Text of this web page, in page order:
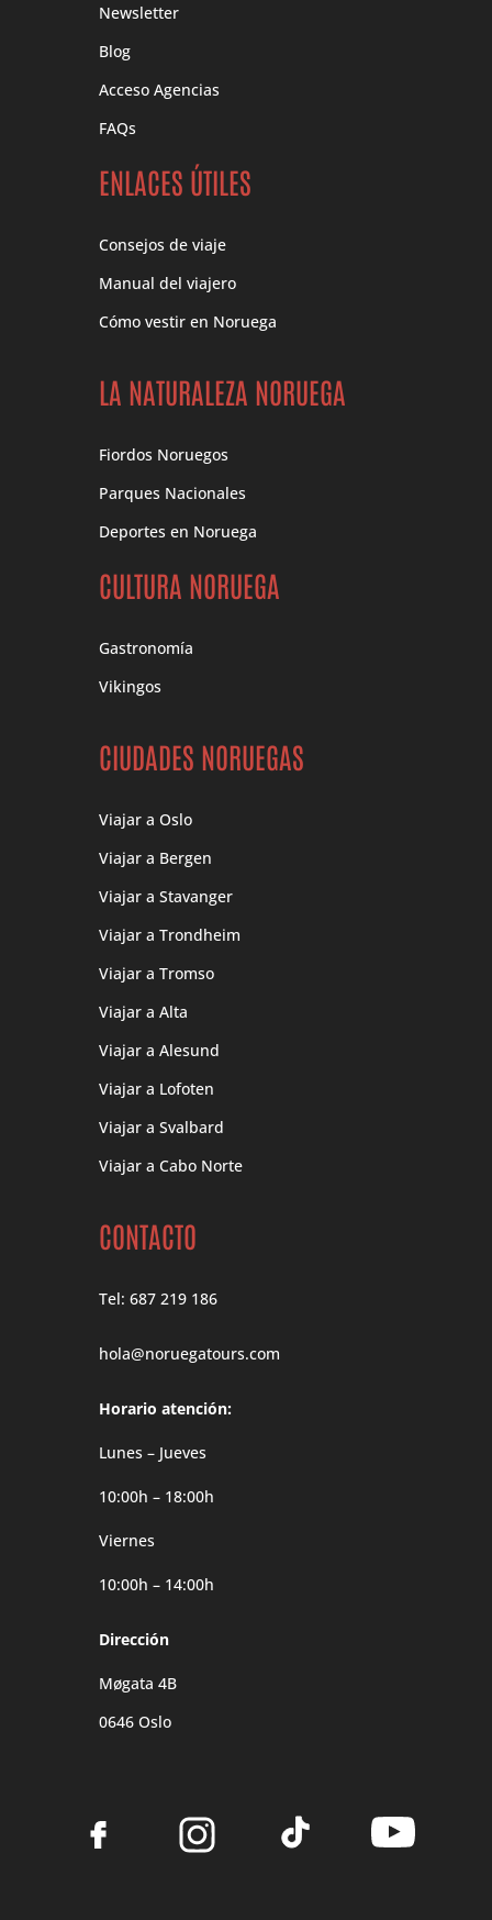
Newsletter
Blog
Acceso Agencias
FAQs
ENLACES ÚTILES
Consejos de viaje
Manual del viajero
Cómo vestir en Noruega
LA NATURALEZA NORUEGA
Fiordos Noruegos
Parques Nacionales
Deportes en Noruega
CULTURA NORUEGA
Gastronomía
Vikingos
CIUDADES NORUEGAS
Viajar a Oslo
Viajar a Bergen
Viajar a Stavanger
Viajar a Trondheim
Viajar a Tromso
Viajar a Alta
Viajar a Alesund
Viajar a Lofoten
Viajar a Svalbard
Viajar a Cabo Norte
CONTACTO
Tel: 687 219 186
hola@noruegatours.com
Horario atención:
Lunes – Jueves
10:00h – 18:00h
Viernes
10:00h – 14:00h
Dirección
Møgata 4B
0646 Oslo